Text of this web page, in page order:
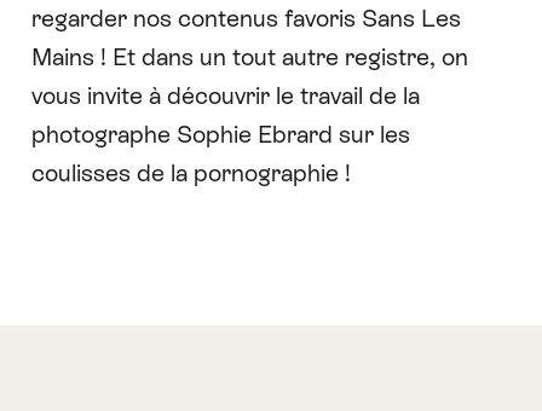
regarder nos contenus favoris Sans Les
Mains ! Et dans un tout autre registre, on
vous invite à découvrir le travail de la
photographe Sophie Ebrard sur les
coulisses de la pornographie !